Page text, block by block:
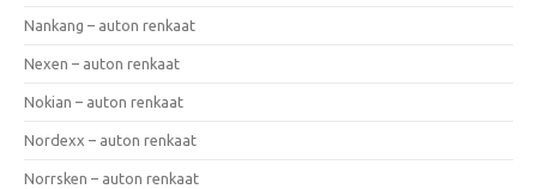
Nankang – auton renkaat
Nexen – auton renkaat
Nokian – auton renkaat
Nordexx – auton renkaat
Norrsken – auton renkaat